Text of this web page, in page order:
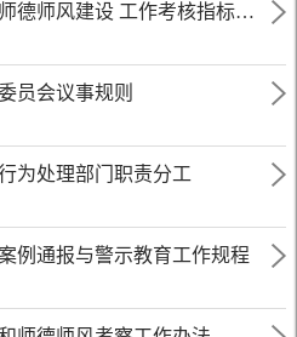
关于印发《学院教师思政和师德师风建设 工作考核指标体系》的通知
员会议事规则
为处理部门职责分工
例通报与警示教育工作规程